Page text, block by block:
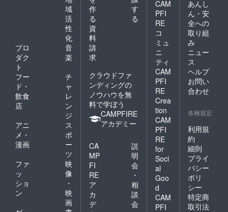
域
活
性
化
プロ
ダク
ト
音
楽
フー
ド・
飲食
店
チ
ャ
レ
ン
ジ
アニ
メ・
漫画
ス
ポ
ー
ツ
ファ
ッ
ショ
ン
映
像
・
映
画
作
る
す
る
資
料
請
求
クラウドファ
ンディングの
ノウハウを無
料で学ぼう
CAMPFIRE
アカデミー
CA
MP
FI
RE
ア
カ
デ
説
明
会
・
相
談
会
CAM
PFI
RE
コ
ミュ
ニ
ティ
CAM
PFI
RE
Crea
tion
CAM
PFI
RE
for
Soci
al
Goo
d
CAM
PFI
あんし
ん・安
全への
取り組
み
ニュー
ス
ヘルプ
お問い
合わせ
各種規定
利用規
約
細則
プライ
バシー
ポリ
シー
特定商
取引法